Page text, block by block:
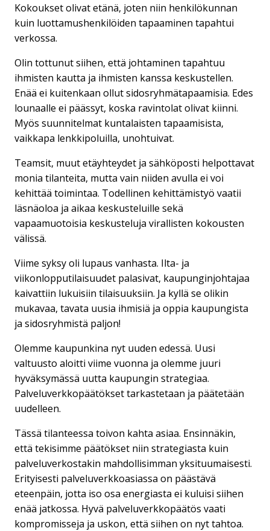
Kokoukset olivat etänä, joten niin henkilökunnan
kuin luottamushenkilöiden tapaaminen tapahtui
verkossa.
Olin tottunut siihen, että johtaminen tapahtuu
ihmisten kautta ja ihmisten kanssa keskustellen.
Enää ei kuitenkaan ollut sidosryhmätapaamisia. Edes
lounaalle ei päässyt, koska ravintolat olivat kiinni.
Myös suunnitelmat kuntalaisten tapaamisista,
vaikkapa lenkkipoluilla, unohtuivat.
Teamsit, muut etäyhteydet ja sähköposti helpottavat
monia tilanteita, mutta vain niiden avulla ei voi
kehittää toimintaa. Todellinen kehittämistyö vaatii
läsnäoloa ja aikaa keskusteluille sekä
vapaamuotoisia keskusteluja virallisten kokousten
välissä.
Viime syksy oli lupaus vanhasta. Ilta- ja
viikonlopputilaisuudet palasivat, kaupunginjohtajaa
kaivattiin lukuisiin tilaisuuksiin. Ja kyllä se olikin
mukavaa, tavata uusia ihmisiä ja oppia kaupungista
ja sidosryhmistä paljon!
Olemme kaupunkina nyt uuden edessä. Uusi
valtuusto aloitti viime vuonna ja olemme juuri
hyväksymässä uutta kaupungin strategiaa.
Palveluverkkopäätökset tarkastetaan ja päätetään
uudelleen.
Tässä tilanteessa toivon kahta asiaa. Ensinnäkin,
että tekisimme päätökset niin strategiasta kuin
palveluverkostakin mahdollisimman yksituumaisesti.
Erityisesti palveluverkkoasiassa on päästävä
eteenpäin, jotta iso osa energiasta ei kuluisi siihen
enää jatkossa. Hyvä palveluverkkopäätös vaati
kompromisseja ja uskon, että siihen on nyt tahtoa.